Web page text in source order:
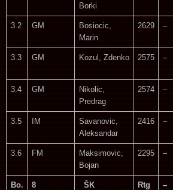
Borki
3.2 GM
Bosiocic,
Marin
2629 –
3.3 GM Kozul, Zdenko 2575 –
3.4 GM
Nikolic,
Predrag
2574 –
3.5 IM
Savanovic,
Aleksandar
2416 –
3.6 FM
Maksimovic,
Bojan
2295 –
Bo. 8
ŠK
Rtg –